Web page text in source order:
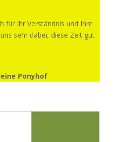
für Ihr Verständnis und Ihre
sehr dabei, diese Zeit gut
Ponyhof